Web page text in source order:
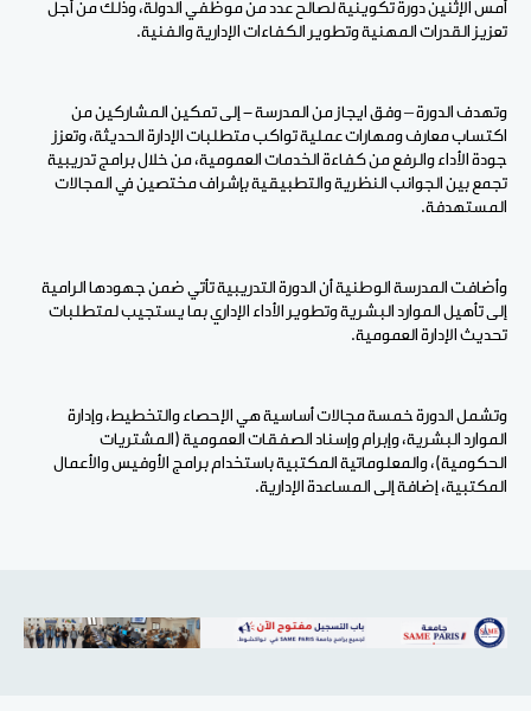
أمس الإثنين دورة تكوينية لصالح عدد من موظفي الدولة، وذلك من أجل
تعزيز القدرات المهنية وتطوير الكفاءات الإدارية والفنية.
وتهدف الدورة – وفق ايجاز من المدرسة - إلى تمكين المشاركين من
اكتساب معارف ومهارات عملية تواكب متطلبات الإدارة الحديثة، وتعزز
جودة الأداء والرفع من كفاءة الخدمات العمومية، من خلال برامج تدريبية
تجمع بين الجوانب النظرية والتطبيقية بإشراف مختصين في المجالات
المستهدفة.
وأضافت المدرسة الوطنية أن الدورة التدريبية تأتي ضمن جهودها الرامية
إلى تأهيل الموارد البشرية وتطوير الأداء الإداري بما يستجيب لمتطلبات
تحديث الإدارة العمومية.
وتشمل الدورة خمسة مجالات أساسية هي الإحصاء والتخطيط، وإدارة
الموارد البشرية، وإبرام وإسناد الصفقات العمومية (المشتريات
الحكومية)، والمعلوماتية المكتبية باستخدام برامج الأوفيس والأعمال
المكتبية، إضافة إلى المساعدة الإدارية.